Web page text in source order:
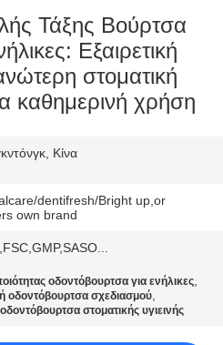
Τάξης Βούρτσα
Εξαιρετική
στοματική
καθημερινή χρήση
Κίνα
dentifresh/Bright up,or
own brand
οδοντόβουρτσα για ενήλικες,
οδοντόβουρτσα σχεδιασμού,
στοματικής υγιεινής